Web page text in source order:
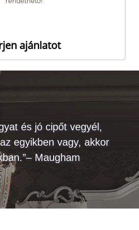
ajánlatot
és jó cipőt vegyél,
egyikben vagy, akkor
Maugham